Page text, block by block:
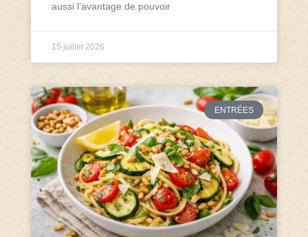
aussi l’avantage de pouvoir
15 juillet 2026
ENTRÉES